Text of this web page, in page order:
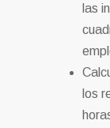
las
los